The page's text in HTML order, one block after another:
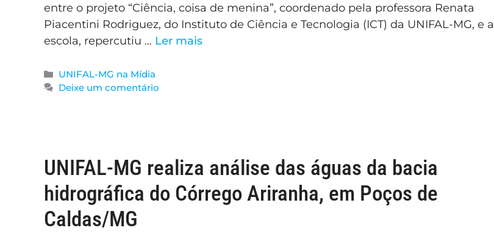
entre o projeto “Ciência, coisa de menina”, coordenado pela professora Renata
Piacentini Rodriguez, do Instituto de Ciência e Tecnologia (ICT) da UNIFAL-MG, e a
escola, repercutiu … Ler mais
UNIFAL-MG na Mídia
Deixe um comentário
UNIFAL-MG realiza análise das águas da bacia
hidrográfica do Córrego Ariranha, em Poços de
Caldas/MG